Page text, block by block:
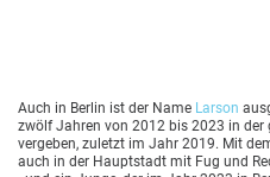
Auch in Berlin ist der Name Larson
zwölf Jahren von 2012 bis 2023 in
vergeben, zuletzt im Jahr 2019. Mit
auch in der Hauptstadt mit Fug und